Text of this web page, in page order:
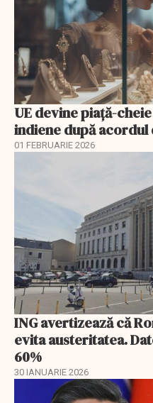
UE devine piață-
indiene după
01 FEBRUARIE 2026
ING avertizează că
evita austeritatea.
60%
30 IANUARIE 2026